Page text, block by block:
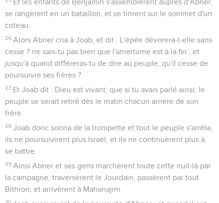
Et les enfants de Benjamin s'assemblèrent auprès d'Abner,
se rangèrent en un bataillon, et se tinrent sur le sommet d'un
coteau.
26 Alors Abner cria à Joab, et dit : L'épée dévorera-t-elle sans
cesse ? ne sais-tu pas bien que l'amertume est à la fin ; et
jusqu'à quand différeras-tu de dire au peuple, qu'il cesse de
poursuivre ses frères ?
27 Et Joab dit : Dieu est vivant, que si tu avais parlé ainsi, le
peuple se serait retiré dès le matin chacun arrière de son
frère.
28 Joab donc sonna de la trompette et tout le peuple s'arrêta,
ils ne poursuivirent plus Israël, et ils ne continuèrent plus à
se battre.
29 Ainsi Abner et ses gens marchèrent toute cette nuit-là par
la campagne, traversèrent le Jourdain, passèrent par tout
Bithron, et arrivèrent à Mahanajim.
30